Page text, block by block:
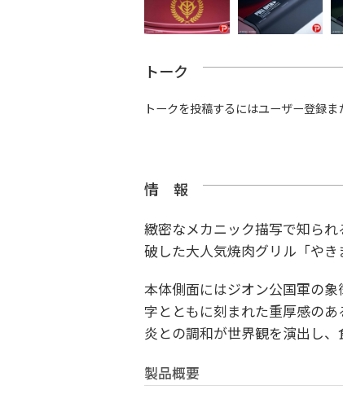
トーク
トークを投稿するにはユーザー登録ま
情 報
緻密なメカニック描写で知ら
破した大人気焼肉グリル「やき
本体側面にはジオン公国軍の
字とともに刻まれた重厚感の
炎との調和が世界観を演出し、
製品概要